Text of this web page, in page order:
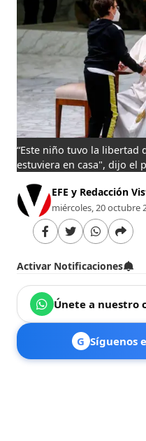
“Este niño tuvo la libertad
estuviera en casa", dijo el
EFE y Redacción
miércoles, 20 octubre
Activar Notificaciones
Únete a nuestro
G Síguenos